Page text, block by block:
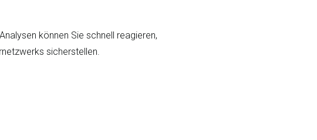
können Sie schnell reagieren,
sicherstellen.